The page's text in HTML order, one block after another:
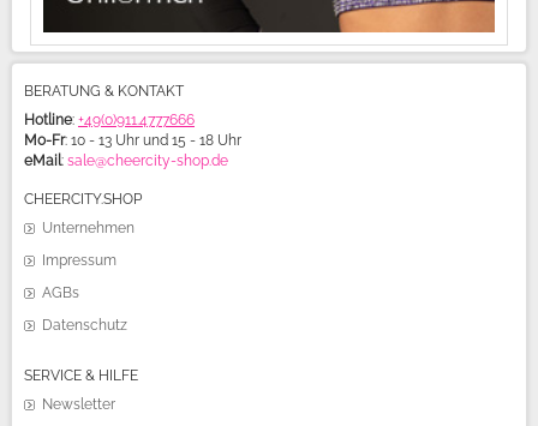
BERATUNG & KONTAKT
Hotline: +49(0)911.4777666
Mo-Fr: 10 - 13 Uhr und 15 - 18 Uhr
eMail: sale@cheercity-shop.de
CHEERCITY.SHOP
Unternehmen
Impressum
AGBs
Datenschutz
SERVICE & HILFE
Newsletter